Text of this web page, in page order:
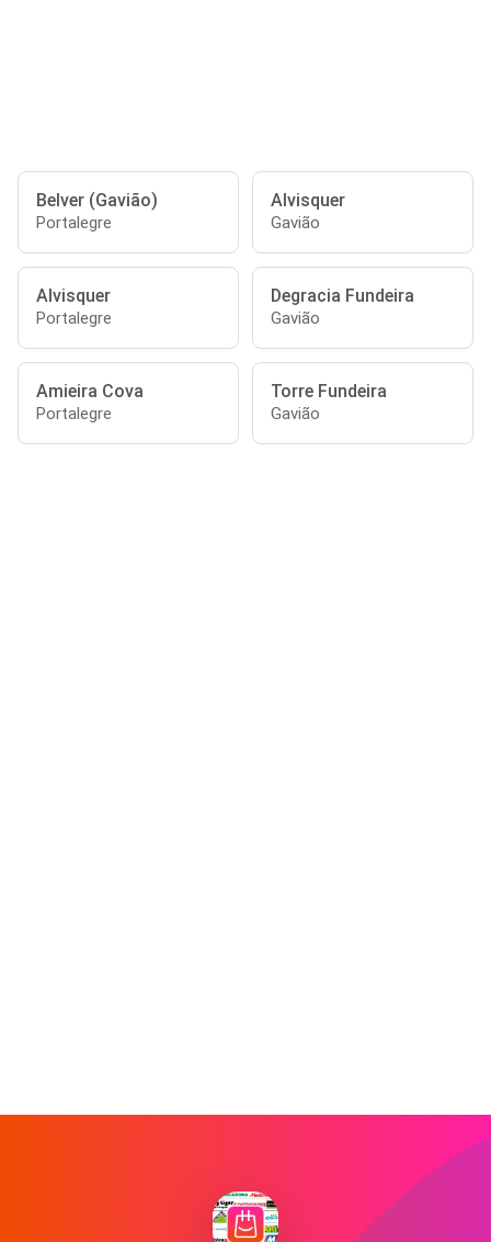
Belver (Gavião)
Portalegre
Alvisquer
Gavião
Alvisquer
Portalegre
Degracia Fundeira
Gavião
Amieira Cova
Portalegre
Torre Fundeira
Gavião